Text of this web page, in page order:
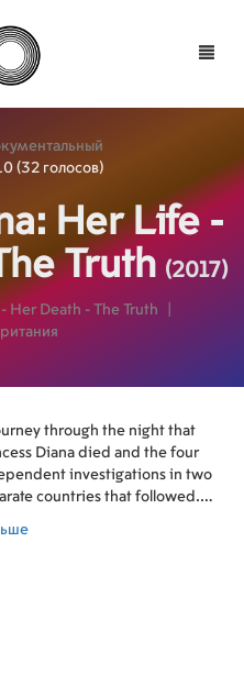
Toggle
(32 голосов)
Her Life -
Truth (2017)
Her Death - The Truth
through the night that
Diana died and the four
investigations in two
countries that followed.